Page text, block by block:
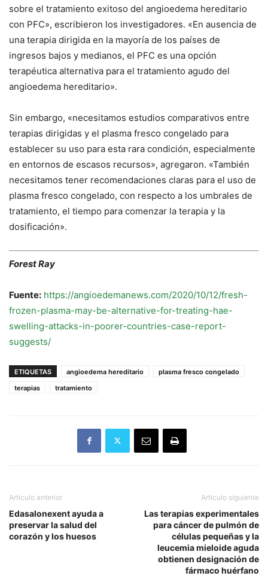
sobre el tratamiento exitoso del angioedema hereditario
con PFC», escribieron los investigadores. «En ausencia de
una terapia dirigida en la mayoría de los países de
ingresos bajos y medianos, el PFC es una opción
terapéutica alternativa para el tratamiento agudo del
angioedema hereditario».
Sin embargo, «necesitamos estudios comparativos entre
terapias dirigidas y el plasma fresco congelado para
establecer su uso para esta rara condición, especialmente
en entornos de escasos recursos», agregaron. «También
necesitamos tener recomendaciones claras para el uso de
plasma fresco congelado, con respecto a los umbrales de
tratamiento, el tiempo para comenzar la terapia y la
dosificación».
Forest Ray
Fuente: https://angioedemanews.com/2020/10/12/fresh-
frozen-plasma-may-be-alternative-for-treating-hae-
swelling-attacks-in-poorer-countries-case-report-
suggests/
ETIQUETAS angioedema hereditario
plasma fresco congelado
terapias
tratamiento
Artículo anterior
Edasalonexent ayuda a
preservar la salud del
corazón y los huesos
Artículo siguiente
Las terapias experimentales
para cáncer de pulmón de
células pequeñas y la
leucemia mieloide aguda
obtienen designación de
fármaco huérfano